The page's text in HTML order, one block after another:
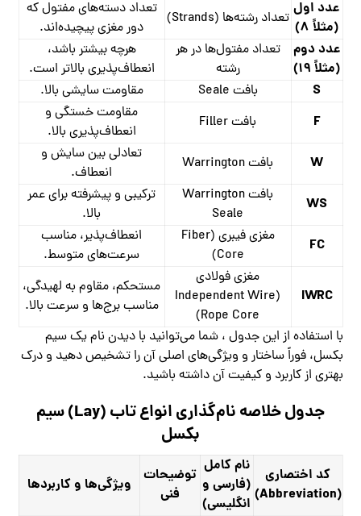
عدد اول
(مثلاً ۸)
تعداد رشته‌ها (Strands)
تعداد دسته‌های مفتول که
دور مغزی پیچیده‌اند.
عدد دوم
(مثلاً ۱۹)
تعداد مفتول‌ها در هر
رشته
هرچه بیشتر باشد،
انعطاف‌پذیری بالاتر است.
S بافت Seale مقاومت سایشی بالا.
F بافت Filler
مقاومت خستگی و
انعطاف‌پذیری بالا.
W بافت Warrington
تعادلی بین سایش و
انعطاف.
WS
بافت Warrington
Seale
ترکیبی و پیشرفته برای عمر
بالا.
FC
مغزی فیبری (Fiber
Core)
انعطاف‌پذیر، مناسب
سرعت‌های متوسط.
IWRC
مغزی فولادی
(Independent Wire
Rope Core)
مستحکم، مقاوم به لهیدگی،
مناسب برج‌ها و سرعت بالا.
با استفاده از این جدول ، شما می‌توانید با دیدن نام یک سیم
بکسل، فوراً ساختار و ویژگی‌های اصلی آن را تشخیص دهید و درک
بهتری از کاربرد و کیفیت آن داشته باشید.
جدول خلاصه نام‌گذاری انواع تاب (Lay) سیم
بکسل
کد اختصاری
(Abbreviation)
نام کامل
(فارسی و
انگلیسی)
توضیحات
فنی
ویژگی‌ها و کاربردها